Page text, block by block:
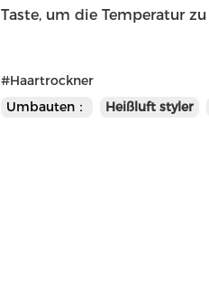
Taste, um die Temperatur
#Haartrockner
Umbauten：
Heißluft styler